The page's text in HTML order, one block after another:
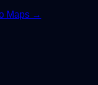
Maps →